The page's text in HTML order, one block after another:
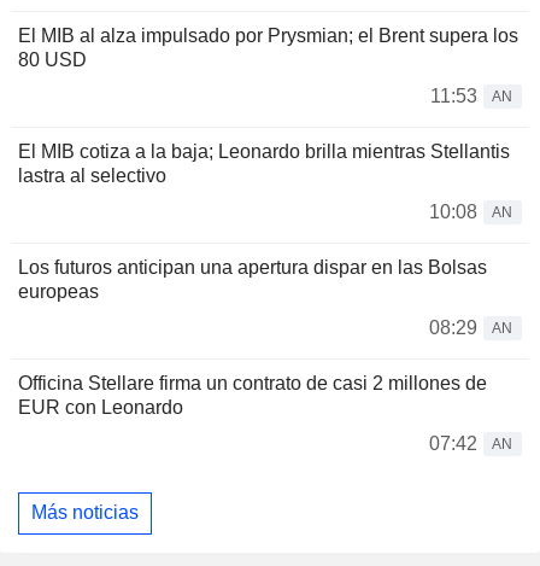
El MIB al alza impulsado por Prysmian; el Brent supera los
80 USD
11:53
AN
El MIB cotiza a la baja; Leonardo brilla mientras Stellantis
lastra al selectivo
10:08
AN
Los futuros anticipan una apertura dispar en las Bolsas
europeas
08:29
AN
Officina Stellare firma un contrato de casi 2 millones de
EUR con Leonardo
07:42
AN
Más noticias